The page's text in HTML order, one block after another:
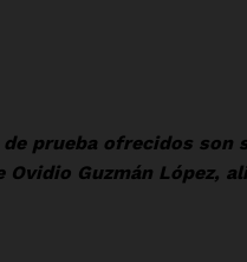
prueba ofrecidos
Guzmán López,